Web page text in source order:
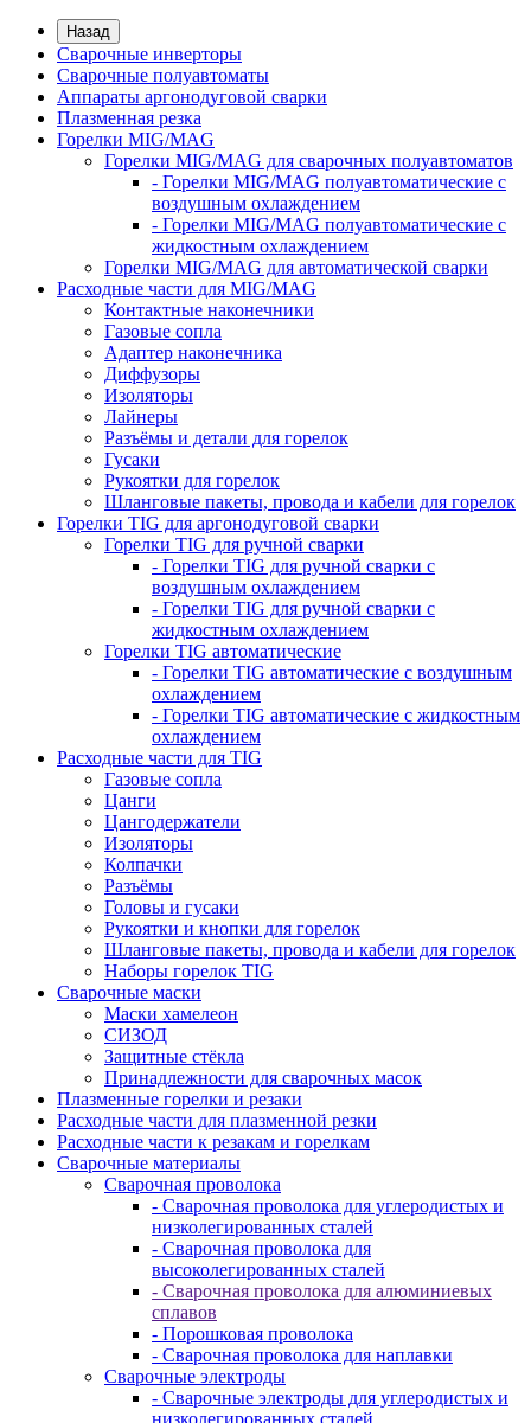
Назад
Сварочные инверторы
Сварочные полуавтоматы
Аппараты аргонодуговой сварки
Плазменная резка
Горелки MIG/MAG
Горелки MIG/MAG для сварочных полуавтоматов
- Горелки MIG/MAG полуавтоматические с
воздушным охлаждением
- Горелки MIG/MAG полуавтоматические с
жидкостным охлаждением
Горелки MIG/MAG для автоматической сварки
Расходные части для MIG/MAG
Контактные наконечники
Газовые сопла
Адаптер наконечника
Диффузоры
Изоляторы
Лайнеры
Разъёмы и детали для горелок
Гусаки
Рукоятки для горелок
Шланговые пакеты, провода и кабели для горелок
Горелки TIG для аргонодуговой сварки
Горелки TIG для ручной сварки
- Горелки TIG для ручной сварки с
воздушным охлаждением
- Горелки TIG для ручной сварки с
жидкостным охлаждением
Горелки TIG автоматические
- Горелки TIG автоматические с воздушным
охлаждением
- Горелки TIG автоматические с жидкостным
охлаждением
Расходные части для TIG
Газовые сопла
Цанги
Цангодержатели
Изоляторы
Колпачки
Разъёмы
Головы и гусаки
Рукоятки и кнопки для горелок
Шланговые пакеты, провода и кабели для горелок
Наборы горелок TIG
Сварочные маски
Маски хамелеон
СИЗОД
Защитные стёкла
Принадлежности для сварочных масок
Плазменные горелки и резаки
Расходные части для плазменной резки
Расходные части к резакам и горелкам
Сварочные материалы
Сварочная проволока
- Сварочная проволока для углеродистых и
низколегированных сталей
- Сварочная проволока для
высоколегированных сталей
- Сварочная проволока для алюминиевых
сплавов
- Порошковая проволока
- Сварочная проволока для наплавки
Сварочные электроды
- Сварочные электроды для углеродистых и
низколегированных сталей